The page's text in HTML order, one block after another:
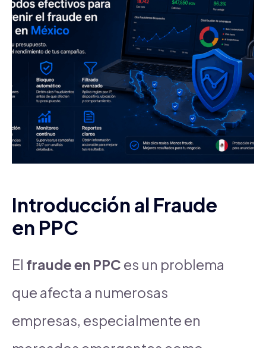
Introducción al Fraude
en PPC
El fraude en PPC es un problema
que afecta a numerosas
empresas, especialmente en